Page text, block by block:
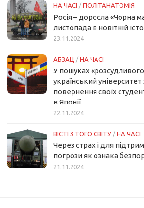
НА ЧАСІ / ПОЛІТАНАТОМІЯ
Росія – доросла «Чорна
листопада в новітній
23.11.2024
АБЗАЦ / НА ЧАСІ
У пошуках
український
повернення своїх
в Японії
22.11.2024
ВІСТІ З ТОГО СВІТУ / НА ЧАСІ
Через страх і для
погрози як ознака
21.11.2024